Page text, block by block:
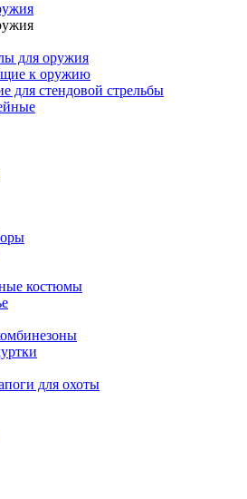
для оружия
к оружию
для стендовой стрельбы
костюмы
для охоты